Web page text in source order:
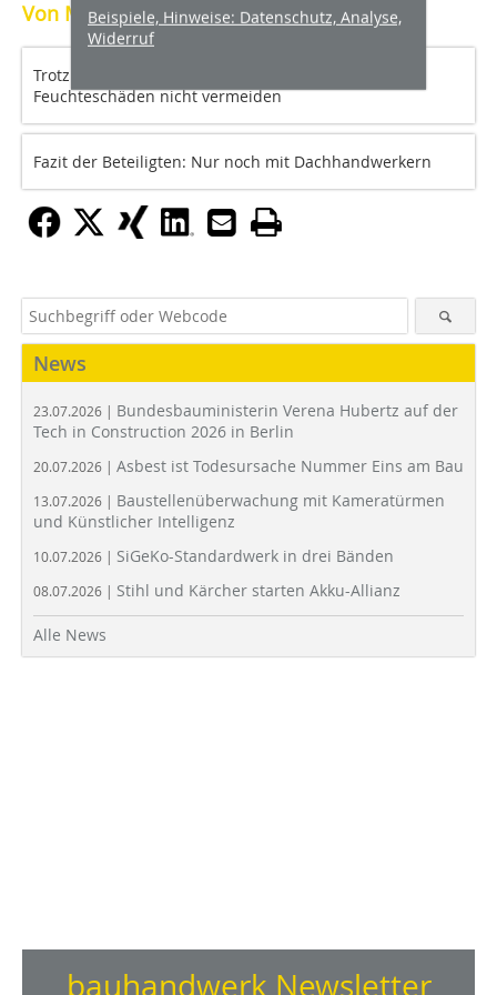
Von Martin Meyer
Trotz provisorischer Abdichtung ließen sich
Feuchteschäden nicht vermeiden
Fazit der Beteiligten: Nur noch mit Dachhandwerkern
Beispiele, Hinweise: Datenschutz, Analyse,
Widerruf
News
23.07.2026 | Bundesbauministerin Verena Hubertz auf der
Tech in Construction 2026 in Berlin
20.07.2026 | Asbest ist Todesursache Nummer Eins am Bau
13.07.2026 | Baustellenüberwachung mit Kameratürmen
und Künstlicher Intelligenz
10.07.2026 | SiGeKo-Standardwerk in drei Bänden
08.07.2026 | Stihl und Kärcher starten Akku-Allianz
Alle News
bauhandwerk Newsletter